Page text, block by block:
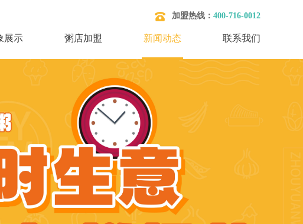
加盟热线： 400-716-0012
展示 粥店加盟 新闻动态 联系我们